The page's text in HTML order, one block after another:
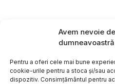
Avem nevoie
dumneavoastră
Pentru a oferi cele mai bune
cookie-urile pentru a stoca și/sau
dispozitiv. Consimțământul pentru